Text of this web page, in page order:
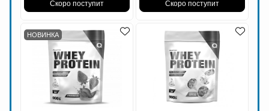
Скоро поступит Скоро поступит
НОВИНКА